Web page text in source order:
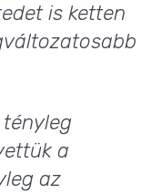
is ketten
a
az